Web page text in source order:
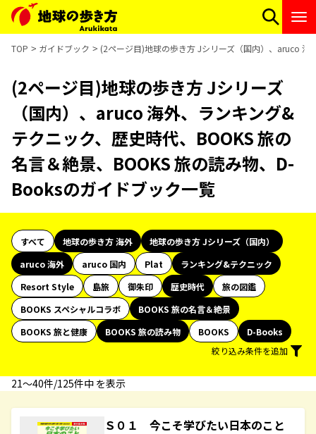
TOP ガイドブック (2ページ目)地球の歩き方 Jシリーズ（国内）、aruco
(2ページ目)地球の歩き方 Jシリーズ
（国内）、aruco 海外、ランキング&
テクニック、歴史時代、BOOKS 旅の
名言＆絶景、BOOKS 旅の読み物、D-
Booksのガイドブック一覧
すべて 地球の歩き方 海外
地球の歩き方 Jシリーズ（国内）
aruco 海外
aruco 国内 Plat
ランキング&テクニック
Resort Style
島旅 御朱印 歴史時代
旅の図鑑
BOOKS スペシャルコラボ
BOOKS 旅の名言＆絶景
BOOKS 旅と健康
BOOKS 旅の読み物 BOOKS
D-Books
絞り込み条件を追加
21〜40件/125件中 を表示
Ｓ０１ 今こそ学びたい日本のこと